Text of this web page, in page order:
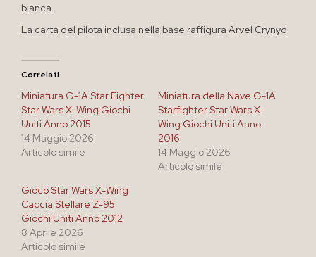
bianca.
La carta del pilota inclusa nella base raffigura Arvel Crynyd
Correlati
Miniatura G-1A Star Fighter
Star Wars X-Wing Giochi
Uniti Anno 2015
14 Maggio 2026
Articolo simile
Miniatura della Nave G-1A
Starfighter Star Wars X-
Wing Giochi Uniti Anno
2016
14 Maggio 2026
Articolo simile
Gioco Star Wars X-Wing
Caccia Stellare Z-95
Giochi Uniti Anno 2012
8 Aprile 2026
Articolo simile